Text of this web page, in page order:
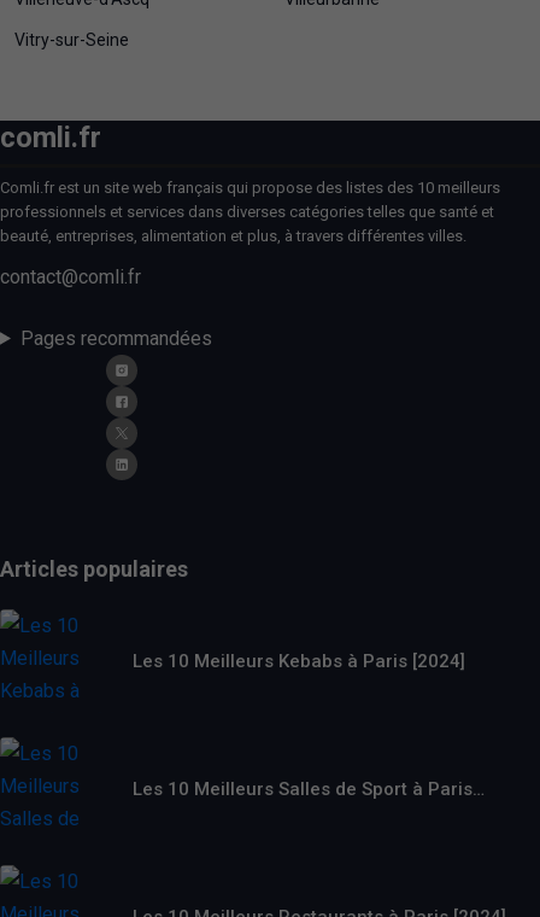
Vitry-sur-Seine
comli.fr
Comli.fr est un site web français qui propose des listes des 10 meilleurs
professionnels et services dans diverses catégories telles que santé et
beauté, entreprises, alimentation et plus, à travers différentes villes.
contact@comli.fr
Pages recommandées
Articles populaires
Les 10 Meilleurs Kebabs à Paris [2024]
Les 10 Meilleurs Salles de Sport à Paris…